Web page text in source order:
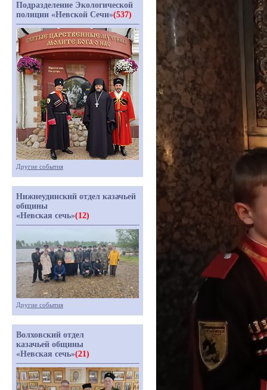
Подразделение Экологической
полиции «Невской Сечи»(537)
Другие события
Нижнеудинский отдел казачьей
общины
«Невская сечь»(12)
Другие события
Волховский отдел
казачьей общины
«Невская сечь»(21)